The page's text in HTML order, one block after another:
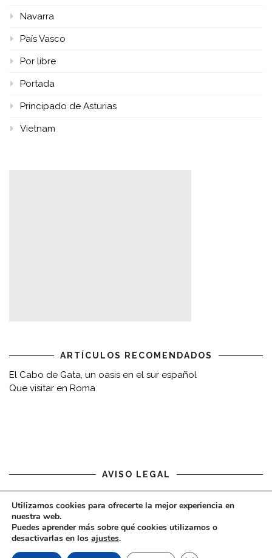
Navarra
País Vasco
Por libre
Portada
Principado de Asturias
Vietnam
ARTÍCULOS RECOMENDADOS
El Cabo de Gata, un oasis en el sur español
Que visitar en Roma
AVISO LEGAL
Aviso legal
Utilizamos cookies para ofrecerte la mejor experiencia en
nuestra web.
Puedes aprender más sobre qué cookies utilizamos o
desactivarlas en los ajustes.